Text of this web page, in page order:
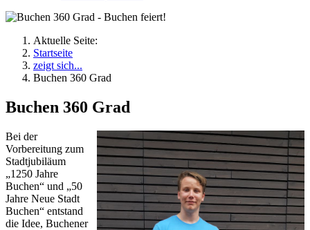
Aktuelle Seite:
Startseite
zeigt sich...
Buchen 360 Grad
Buchen 360 Grad
Bei der
Vorbereitung zum
Stadtjubiläum
„1250 Jahre
Buchen“ und „50
Jahre Neue Stadt
Buchen“ entstand
die Idee, Buchener